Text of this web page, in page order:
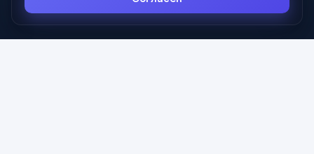
8 (34373) 4-33-85